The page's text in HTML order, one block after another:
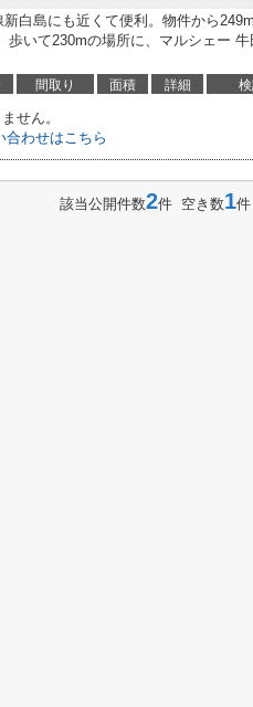
白島にも近くて便利。物件から
歩いて230mの場所に、マルシェー 牛
間取り 面積 詳細
せん。
合わせはこちら
該当公開件数2件 空き数1件